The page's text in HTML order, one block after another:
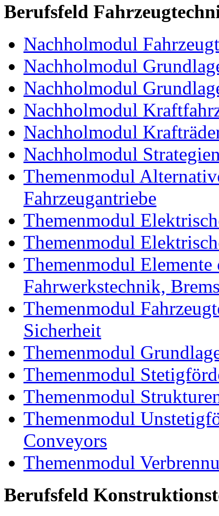
Berufsfeld
Nachholmodul
Nachholmodul
Nachholmodul
Nachholmodul
Nachholmodul
Nachholmodul
Themenmodul
Fahrzeugantriebe
Themenmodul
Themenmodul
Themenmodul Elemente
Fahrwerkstechnik,
Themenmodul
Sicherheit
Themenmodul
Themenmodul
Themenmodul
Themenmodul
Conveyors
Themenmodul
Berufsfeld